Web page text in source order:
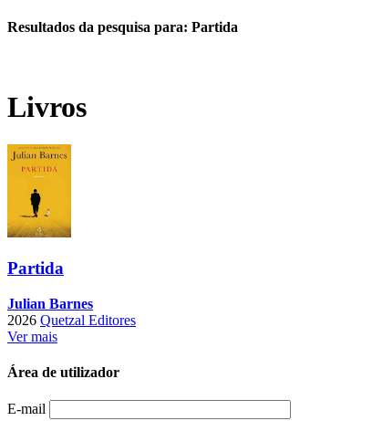
Resultados da pesquisa para: Partida
Livros
Partida
Julian Barnes
2026 Quetzal Editores
Ver mais
Área de utilizador
E-mail